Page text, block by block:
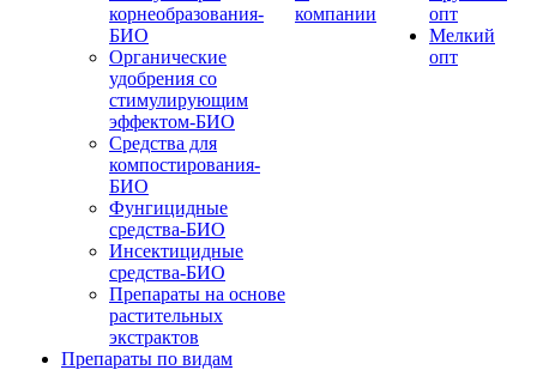
корнеобразования-
БИО
Органические
удобрения со
стимулирующим
эффектом-БИО
Средства для
компостирования-
БИО
Фунгицидные
средства-БИО
Инсектицидные
средства-БИО
Препараты на основе
растительных
экстрактов
Препараты по видам
компании
опт
Мелкий
опт